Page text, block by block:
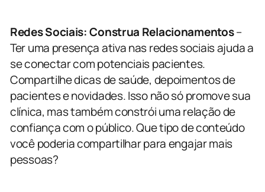
Redes Sociais: Construa Relacionamentos–
Ter uma presença ativa nas redes sociais ajuda a
se conectar com potenciais pacientes.
Compartilhe dicas de saúde, depoimentos de
pacientes e novidades. Isso não só promove sua
clínica, mas também constrói uma relação de
confiança com o público. Que tipo de conteúdo
você poderia compartilhar para engajar mais
pessoas?